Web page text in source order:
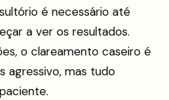
é necessário até
a ver os resultados.
o clareamento caseiro é
agressivo, mas tudo